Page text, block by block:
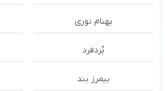
بهنام نوری
بُردفرد
بیمرز بند